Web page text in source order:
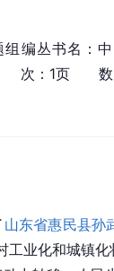
组编丛书名：
次：1页　　
山东省惠民县孙
业化和城镇